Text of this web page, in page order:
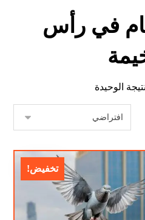
في رأس
الوحيدة
تخفيض!